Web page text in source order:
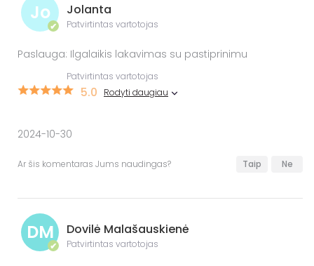
Jo
✔
Jolanta
Patvirtintas vartotojas
Paslauga: Ilgalaikis lakavimas su pastiprinimu
Patvirtintas vartotojas
5.0 Rodyti daugiau
2024-10-30
Ar šis komentaras Jums naudingas? Taip Ne
DM
✔
Dovilė Malašauskienė
Patvirtintas vartotojas